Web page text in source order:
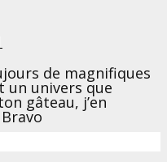
de magnifiques
un univers que
gâteau, j’en